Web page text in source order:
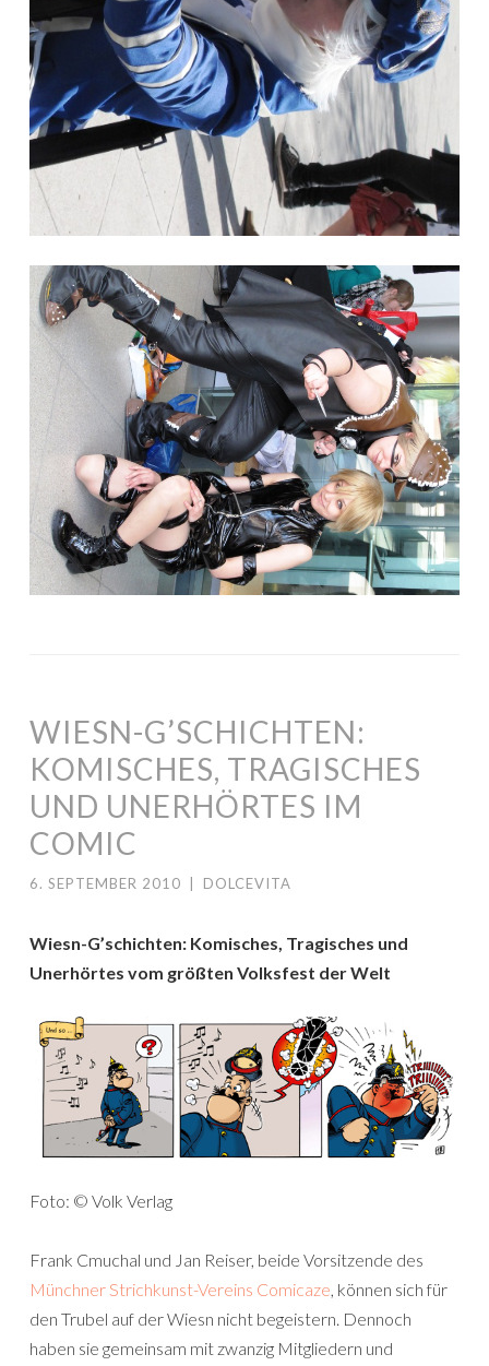
WIESN-G’SCHICHTEN:
KOMISCHES, TRAGISCHES
UND UNERHÖRTES IM
COMIC
6. SEPTEMBER 2010 DOLCEVITA
Wiesn-G’schichten: Komisches, Tragisches und
Unerhörtes vom größten Volksfest der Welt
Foto: © Volk Verlag
Frank Cmuchal und Jan Reiser, beide Vorsitzende des
Münchner Strichkunst-Vereins Comicaze, können sich für
den Trubel auf der Wiesn nicht begeistern. Dennoch
haben sie gemeinsam mit zwanzig Mitgliedern und